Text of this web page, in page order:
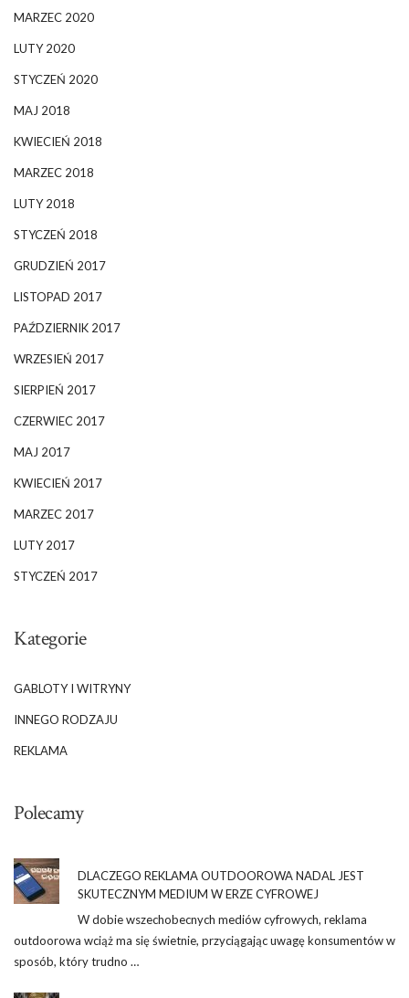
MARZEC 2020
LUTY 2020
STYCZEŃ 2020
MAJ 2018
KWIECIEŃ 2018
MARZEC 2018
LUTY 2018
STYCZEŃ 2018
GRUDZIEŃ 2017
LISTOPAD 2017
PAŹDZIERNIK 2017
WRZESIEŃ 2017
SIERPIEŃ 2017
CZERWIEC 2017
MAJ 2017
KWIECIEŃ 2017
MARZEC 2017
LUTY 2017
STYCZEŃ 2017
Kategorie
GABLOTY I WITRYNY
INNEGO RODZAJU
REKLAMA
Polecamy
DLACZEGO REKLAMA OUTDOOROWA NADAL JEST
SKUTECZNYM MEDIUM W ERZE CYFROWEJ
W dobie wszechobecnych mediów cyfrowych, reklama
outdoorowa wciąż ma się świetnie, przyciągając uwagę konsumentów w
sposób, który trudno …